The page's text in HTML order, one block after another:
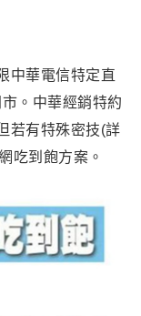
中華電信特定直
。中華經銷特約
若有特殊密技(詳
吃到飽方案。